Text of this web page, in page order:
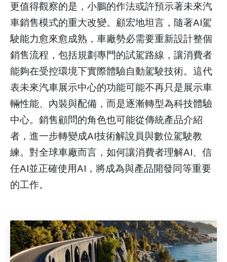
更值得觀察的是，小鵬的作法或許預示著未來汽
車銷售模式的重大改變。顧宏地坦言，隨著AI駕
駛能力愈來愈成熟，車廠勢必需要重新設計整個
銷售流程，包括規劃專門的試駕路線，讓消費者
能夠在受控環境下實際體驗自動駕駛技術。這代
表未來汽車展示中心的功能可能不再只是展示車
輛性能、內裝與配備，而是逐漸轉型為科技體驗
中心。銷售顧問的角色也可能從傳統產品介紹
者，進一步轉變成AI技術解說員與數位駕駛教
練。對全球車廠而言，如何讓消費者理解AI、信
任AI並正確使用AI，將成為與產品開發同等重要
的工作。